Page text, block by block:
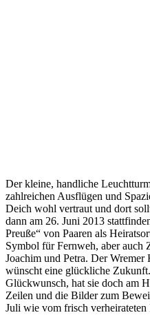
Der kleine, handliche
zahlreichen Ausflügen und
Deich wohl vertraut und dort
dann am 26. Juni 2013
Preuße“ von Paaren als
Symbol für Fernweh, aber auch
Joachim und Petra. Der
wünscht eine glückliche
Glückwunsch, hat sie doch am
Zeilen und die Bilder zum
Juli wie vom frisch verheirateten